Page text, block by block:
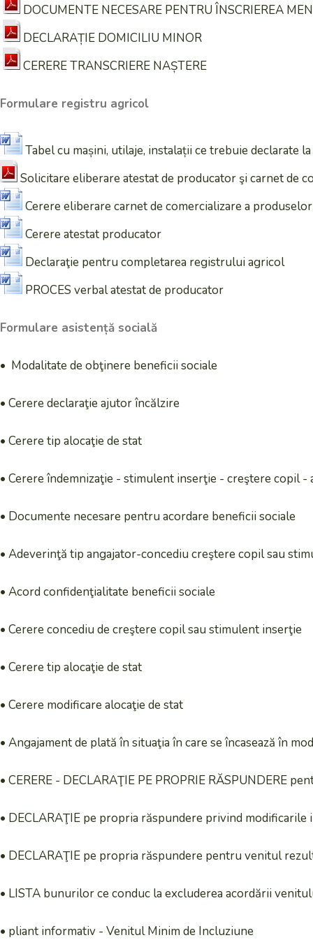
DOCUMENTE NECESARE PENTRU ÎNSCRIEREA
DECLARAȚIE DOMICILIU MINOR
CERERE TRANSCRIERE NAȘTERE
Formulare registru agricol
Tabel cu mașini, utilaje, instalații ce trebuie declarate
Solicitare eliberare atestat de producator şi carnet de
Cerere eliberare carnet de comercializare a
Cerere atestat producator
Declaraţie pentru completarea registrului agricol
PROCES verbal atestat de producator
Formulare asistență socială
• Modalitate de obţinere beneficii sociale
• Cerere declaraţie ajutor încălzire
• Cerere tip alocaţie de stat
• Cerere îndemnizaţie - stimulent inserţie - creştere copil
• Documente necesare pentru acordare beneficii sociale
• Adeverinţă tip angajator-concediu creştere copil sau
• Acord confidenţialitate beneficii sociale
• Cerere concediu de creştere copil sau stimulent inserţie
• Cerere tip alocaţie de stat
• Cerere modificare alocaţie de stat
• Angajament de plată în situaţia în care se încasează în
• CERERE - DECLARAŢIE PE PROPRIE RĂSPUNDERE
• DECLARAŢIE pe propria răspundere privind
• DECLARAŢIE pe propria răspundere pentru venitul
• LISTA bunurilor ce conduc la excluderea acordării
• pliant informativ - Venitul Minim de Incluziune